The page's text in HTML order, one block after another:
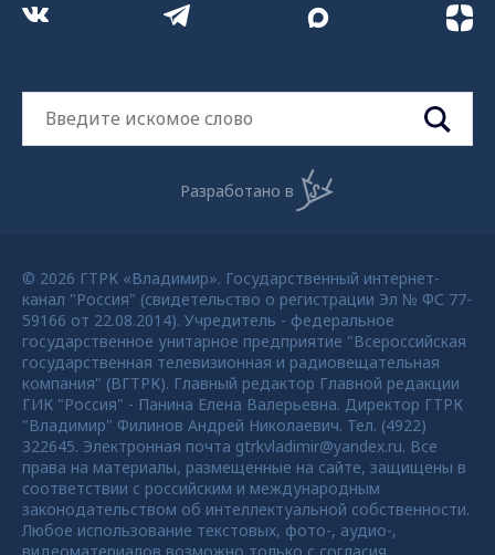
Разработано в
© 2026 ГТРК «Владимир». Государственный интернет-
канал "Россия" (свидетельство о регистрации Эл № ФС 77-
59166 от 22.08.2014). Учредитель - федеральное
государственное унитарное предприятие "Всероссийская
государственная телевизионная и радиовещательная
компания" (ВГТРК). Главный редактор Главной редакции
ГИК "Россия" - Панина Елена Валерьевна. Директор ГТРК
"Владимир" Филинов Андрей Николаевич. Тел. (4922)
322645. Электронная почта gtrkvladimir@yandex.ru. Все
права на материалы, размещенные на сайте, защищены в
соответствии с российским и международным
законодательством об интеллектуальной собственности.
Любое использование текстовых, фото-, аудио-,